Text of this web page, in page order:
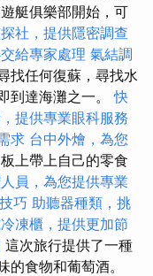
艇俱樂部開始，可
社，提供隱密調查
給專家處理 氣結調
找任何復蘇，尋找水
到達海灘之一。快
提供專業眼科服務
求 台中外燴，為您
上帶上自己的零食
員，為您提供專業
巧 助聽器種類，挑
凍櫃，提供更加節
這次旅行提供了一種
食物和葡萄酒。